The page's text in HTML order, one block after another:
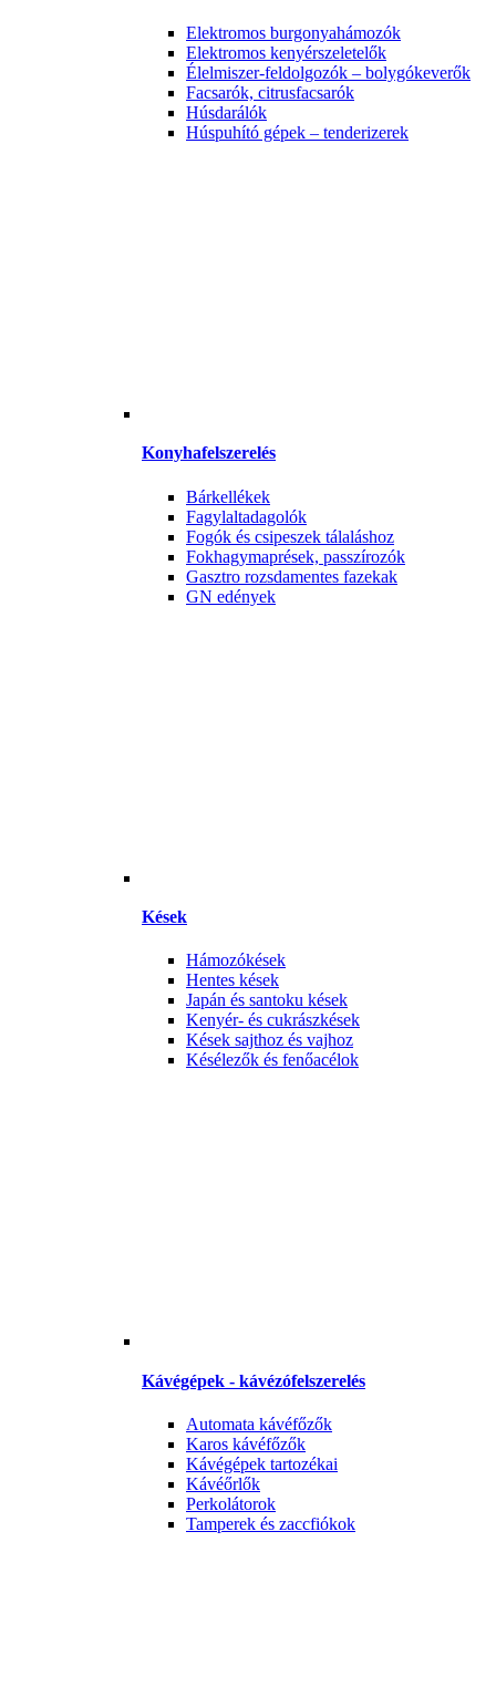
Elektromos burgonyahámozók
Elektromos kenyérszeletelők
Élelmiszer-feldolgozók – bolygókeverők
Facsarók, citrusfacsarók
Húsdarálók
Húspuhító gépek – tenderizerek
Konyhafelszerelés
Bárkellékek
Fagylaltadagolók
Fogók és csipeszek tálaláshoz
Fokhagymaprések, passzírozók
Gasztro rozsdamentes fazekak
GN edények
Kések
Hámozókések
Hentes kések
Japán és santoku kések
Kenyér- és cukrászkések
Kések sajthoz és vajhoz
Késélezők és fenőacélok
Kávégépek - kávézófelszerelés
Automata kávéfőzők
Karos kávéfőzők
Kávégépek tartozékai
Kávéőrlők
Perkolátorok
Tamperek és zaccfiókok